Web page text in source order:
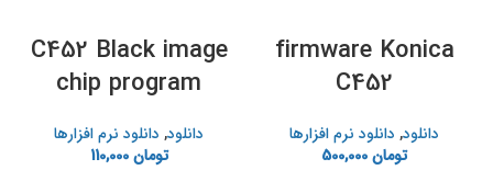
firmware Konica
C452
دانلود, دانلود نرم افزارها
تومان
C452 Black image
chip program
دانلود, دانلود نرم افزارها
تومان110,000